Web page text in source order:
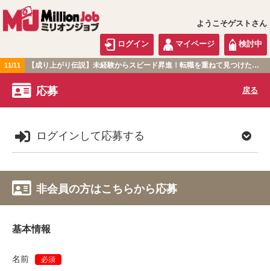
ようこそゲストさん
ログイン マイページ 検討中
11/11 【成り上がり伝説】未経験からスピード昇進！転職を重ねて見つけた『本当に働きやすい職場』とは？
関東版
応募 戻る
ログインして応募する
非会員の方はこちらから応募
基本情報
名前 必須